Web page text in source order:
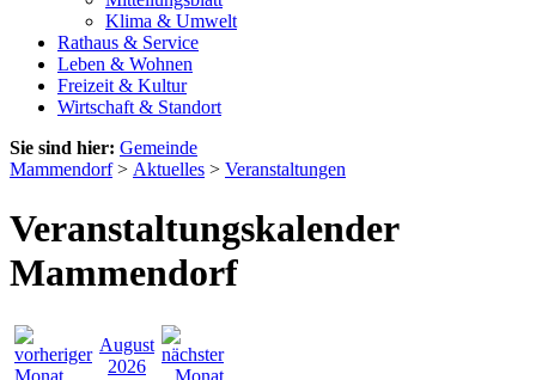
Klima & Umwelt
Rathaus & Service
Leben & Wohnen
Freizeit & Kultur
Wirtschaft & Standort
Sie sind hier: Gemeinde
Mammendorf> Aktuelles > Veranstaltungen
Veranstaltungskalender
Mammendorf
August
2026